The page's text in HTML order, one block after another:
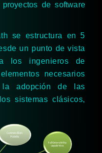
de software
se estructura en 5
un punto de vista
los ingenieros de
necesarios
adopción de las
sistemas clásicos,